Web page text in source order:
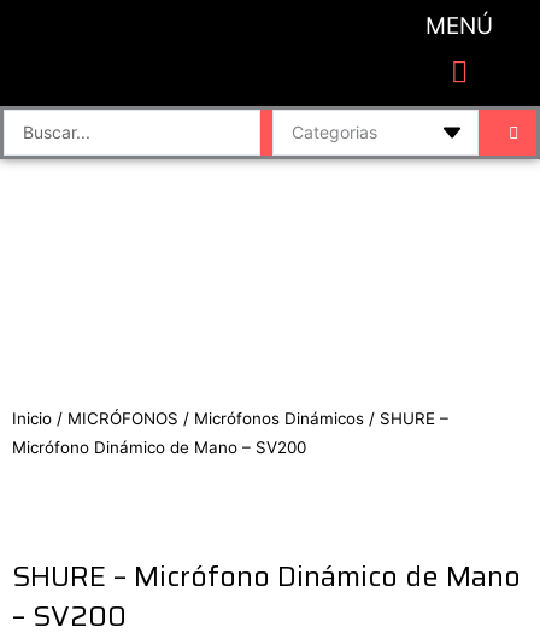
MENÚ
Search
...
Inicio / MICRÓFONOS / Micrófonos Dinámicos / SHURE –
Micrófono Dinámico de Mano – SV200
SHURE – Micrófono Dinámico de Mano
– SV200